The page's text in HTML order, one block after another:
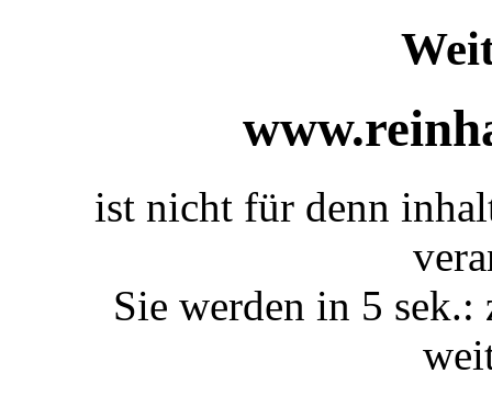
ist nicht für denn
Sie werden in 5 sek.: